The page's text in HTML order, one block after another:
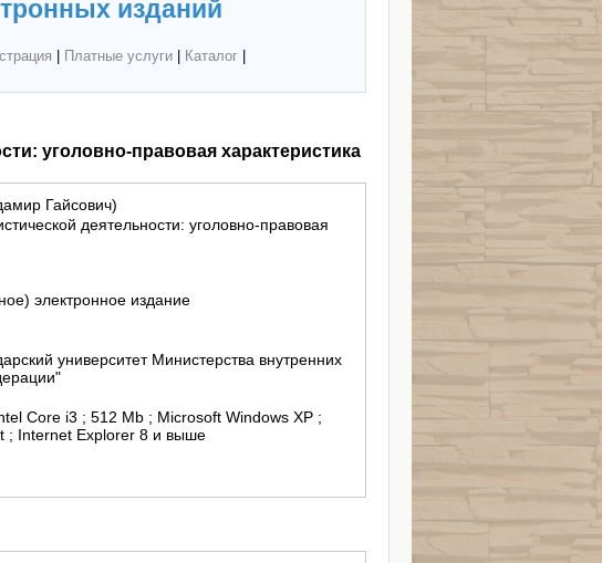
изданий
Платные услуги| Каталог|
уголовно-правовая характеристика
Гайсович)
деятельности: уголовно-правовая
электронное издание
университет Министерства внутренних
Core i3 ; 512 Mb ; Microsoft Windows XP ;
; Internet Explorer 8 и выше